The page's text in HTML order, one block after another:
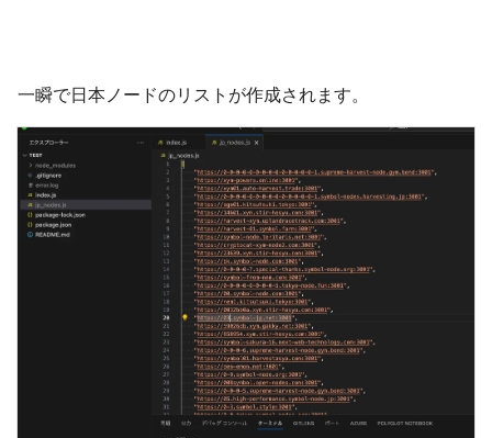
一瞬で日本ノードのリストが作成されます。